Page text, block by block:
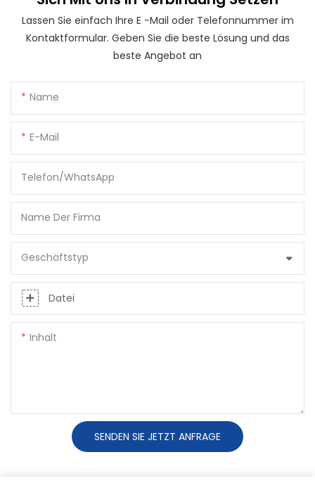
Lassen Sie einfach Ihre E -Mail oder Telefonnummer im
Kontaktformular. Geben Sie die beste Lösung und das
beste Angebot an
Name
E-Mail
Telefon/WhatsApp
Name Der Firma
Geschäftstyp
Datei
Inhalt
SENDEN SIE JETZT ANFRAGE